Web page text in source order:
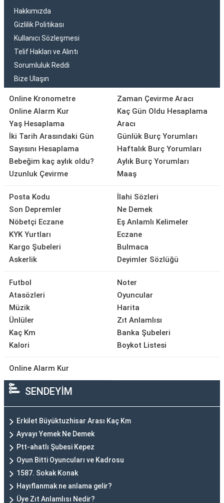
Hakkımızda
Gizlilik Politikası
Kullanıcı Sözleşmesi
Telif Hakları ve Alıntı
Sorumluluk Reddi
Bize Ulaşın
Online Kronometre
Online Alarm Kur
Yaş Hesaplama
İki Tarih Arasındaki Gün
Sayısını Hesaplama
Bebeğim kaç aylık oldu?
Uzunluk Çevirme
Zaman Çevirme Aracı
Kaç Gün Oldu Hesaplama
Aracı
Günlük Burç Yorumları
Haftalık Burç Yorumları
Aylık Burç Yorumları
Maaş
Posta Kodu
Son Depremler
Nöbetçi Eczane
KYK Yurtları
Kargo Şubeleri
Askerlik
İlahi Sözleri
Ne Demek
Eş Anlamlı Kelimeler
Eczane
Bulmaca
Deyimler Sözlüğü
Futbol
Atasözleri
Müzik
Ünlüler
Kaç Km
Kalori
Noter
Oyuncular
Harita
Zıt Anlamlısı
Banka Şubeleri
Boykot Listesi
Online Alarm Kur
SENDEYİM
Erkilet Büyüktuzhisar Arası Kaç Km
Ayvayı Yemek Ne Demek
Ptt-ahatlı Şubesi Kepez
Oyun Bitti Oyuncuları ve Kadrosu
1587. Sokak Konak
Hayıflanmak ne anlama gelir?
Üye Zıt Anlamlısı Nedir?